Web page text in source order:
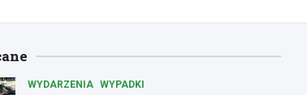
WYDARZENIA WYPADKI